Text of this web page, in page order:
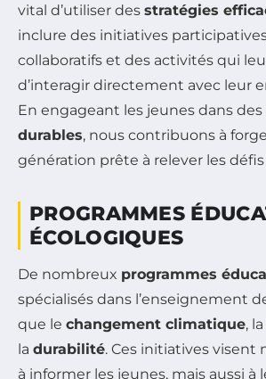
vital d’utiliser des stratégies
inclure des initiatives
collaboratifs et des activités qui
d’interagir directement avec leur
En engageant les jeunes dans des
durables, nous contribuons à
génération prête à relever les
PROGRAMMES
ÉCOLOGIQUES
De nombreux programmes
spécialisés dans l’enseignement
que le changement climatique, la
la durabilité. Ces initiatives visent
à informer les jeunes, mais aussi à